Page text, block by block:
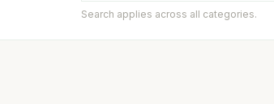
Search applies across all categories.